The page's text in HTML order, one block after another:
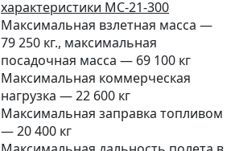
характеристики МС-21-300
Максимальная взлетная масса —
79 250 кг., максимальная
посадочная масса — 69 100 кг
Максимальная коммерческая
нагрузка — 22 600 кг
Максимальная заправка топливом
— 20 400 кг